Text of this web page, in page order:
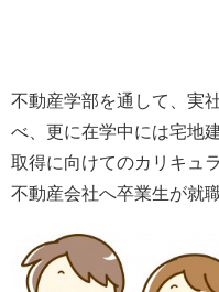
不動産学部を通して、実
べ、更に在学中には宅地
取得に向けてのカリキュ
不動産会社へ卒業生が就